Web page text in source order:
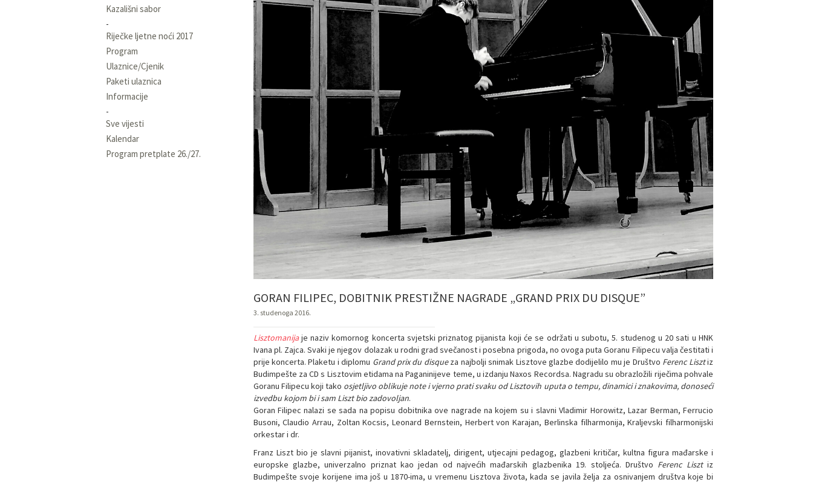
Kazališni sabor
Riječke ljetne noći 2017
Program
Ulaznice/Cjenik
Paketi ulaznica
Informacije
Sve vijesti
Kalendar
Program pretplate 26./27.
GORAN FILIPEC, DOBITNIK PRESTIŽNE NAGRADE „GRAND PRIX DU DISQUE”
3. studenoga 2016.
Lisztomanijaje naziv komornog koncerta svjetski priznatog pijanista koji će se održati u subotu, 5. studenog u 20 sati u HNK
Ivana pl. Zajca. Svaki je njegov dolazak u rodni grad svečanost i posebna prigoda, no ovoga puta Goranu Filipecu valja čestitati i
prije koncerta. Plaketu i diplomu Grand prix du disqueza najbolji snimak Lisztove glazbe dodijelilo mu je Društvo Ferenc Lisztiz
Budimpešte za CD s Lisztovim etidama na Paganinijeve teme, u izdanju Naxos Recordsa. Nagradu su obrazložili riječima pohvale
Goranu Filipecu koji tako osjetljivo oblikuje note i vjerno prati svaku od Lisztovih uputa o tempu, dinamici i znakovima, donoseći
izvedbu kojom bi i sam Liszt bio zadovoljan.
Goran Filipec nalazi se sada na popisu dobitnika ove nagrade na kojem su i slavni Vladimir Horowitz, Lazar Berman, Ferrucio
Busoni, Claudio Arrau, Zoltan Kocsis, Leonard Bernstein, Herbert von Karajan, Berlinska filharmonija, Kraljevski filharmonijski
orkestar i dr.
Franz Liszt bio je slavni pijanist, inovativni skladatelj, dirigent, utjecajni pedagog, glazbeni kritičar, kultna figura mađarske i
europske glazbe, univerzalno priznat kao jedan od najvećih mađarskih glazbenika 19. stoljeća. Društvo Ferenc Lisztiz
Budimpešte svoje korijene ima još u 1870-ima, u vremenu Lisztova života, kada se javila želja za osnivanjem društva koje bi